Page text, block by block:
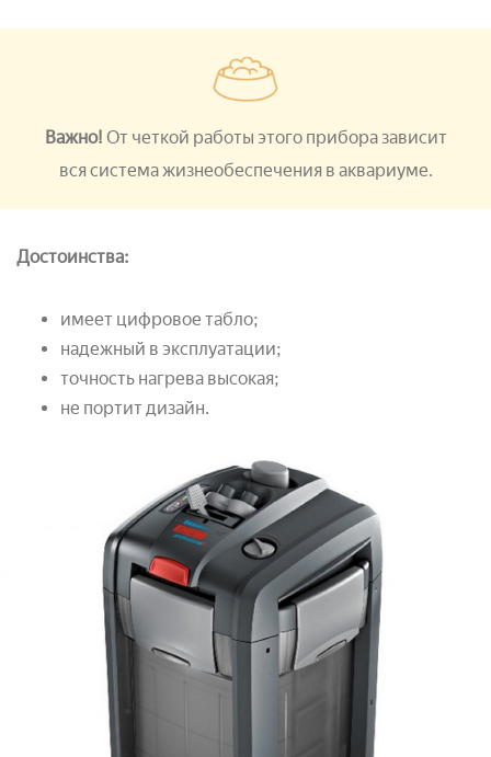
Важно! От четкой работы этого прибора зависит
вся система жизнеобеспечения в аквариуме.
Достоинства:
имеет цифровое табло;
надежный в эксплуатации;
точность нагрева высокая;
не портит дизайн.